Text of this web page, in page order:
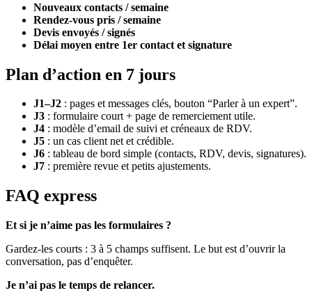
Nouveaux contacts / semaine
Rendez-vous pris / semaine
Devis envoyés / signés
Délai moyen entre 1er contact et signature
Plan d’action en 7 jours
J1–J2 : pages et messages clés, bouton “Parler à un expert”.
J3 : formulaire court + page de remerciement utile.
J4 : modèle d’email de suivi et créneaux de RDV.
J5 : un cas client net et crédible.
J6 : tableau de bord simple (contacts, RDV, devis, signatures).
J7 : première revue et petits ajustements.
FAQ express
Et si je n’aime pas les formulaires ?
Gardez-les courts : 3 à 5 champs suffisent. Le but est d’ouvrir la
conversation, pas d’enquêter.
Je n’ai pas le temps de relancer.